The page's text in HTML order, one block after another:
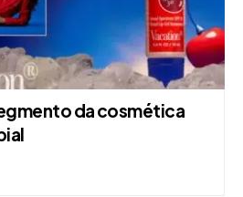
da cosmética